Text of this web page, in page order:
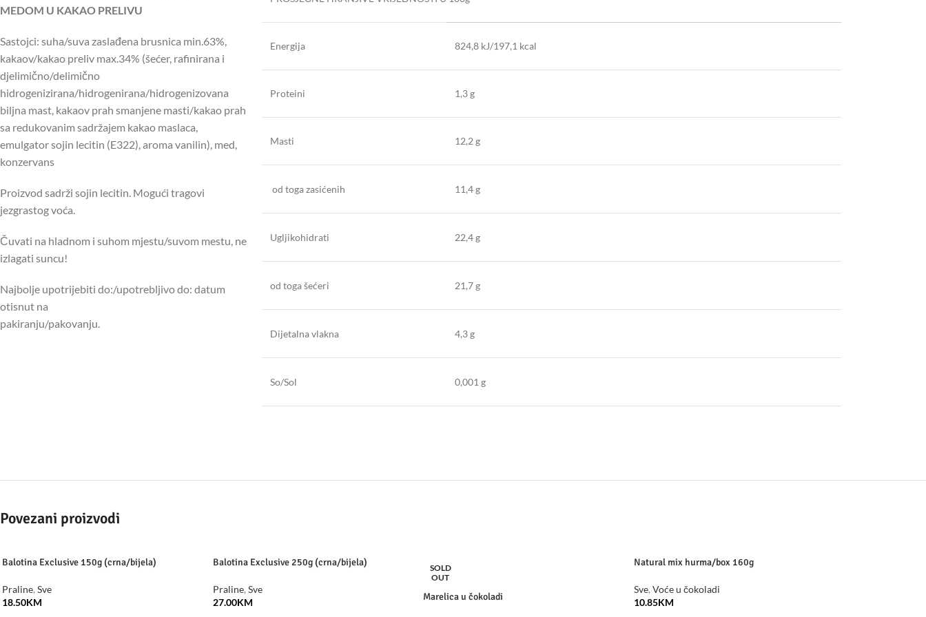
MEDOM U KAKAO PRELIVU
Sastojci: suha/suva zaslađena brusnica min.63%,
kakaov/kakao preliv max.34% (šećer, rafinirana i
djelimično/delimično
hidrogenizirana/hidrogenirana/hidrogenizovana
biljna mast, kakaov prah smanjene masti/kakao prah
sa redukovanim sadržajem kakao maslaca,
emulgator sojin lecitin (E322), aroma vanilin), med,
konzervans
Proizvod sadrži sojin lecitin. Mogući tragovi
jezgrastog voća.
Čuvati na hladnom i suhom mjestu/suvom mestu, ne
izlagati suncu!
Najbolje upotrijebiti do:/upotrebljivo do: datum
otisnut na
pakiranju/pakovanju.
Energija 824,8 kJ/197,1 kcal
Proteini 1,3 g
Masti 12,2 g
od toga zasićenih 11,4 g
Ugljikohidrati 22,4 g
od toga šećeri 21,7 g
Dijetalna vlakna 4,3 g
So/Sol 0,001 g
Povezani proizvodi
Balotina Exclusive 150g (crna/bijela)
Praline, Sve
18.50KM
Balotina Exclusive 250g (crna/bijela)
Praline, Sve
27.00KM
SOLD
OUT
Marelica u čokoladi
Natural mix hurma/box 160g
Sve, Voće u čokoladi
10.85KM